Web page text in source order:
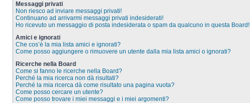
Messaggi privati
Non riesco ad inviare messaggi privati!
Continuano ad arrivarmi messaggi privati indesiderati!
Ho ricevuto un messaggio di posta indesiderata o spam da qualcuno in questa Board!
Amici e ignorati
Che cos’è la mia lista amici e ignorati?
Come posso aggiungere o rimuovere un utente dalla mia lista amici o ignorati?
Ricerche nella Board
Come si fanno le ricerche nella Board?
Perché la mia ricerca non dà risultati?
Perché la mia ricerca dà come risultato una pagina vuota?
Come posso cercare un utente?
Come posso trovare i miei messaggi e i miei argomenti?